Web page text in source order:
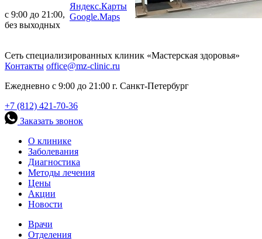
с 9:00 до 21:00,
без выходных
Яндекс.Карты
Google.Maps
Сеть специализированных клиник «Мастерская здоровья»
Контакты office@mz-clinic.ru
Ежедневно с 9:00 до 21:00 г. Санкт-Петербург
+7 (812) 421-70-36
Заказать звонок
О клинике
Заболевания
Диагностика
Методы лечения
Цены
Акции
Новости
Врачи
Отделения